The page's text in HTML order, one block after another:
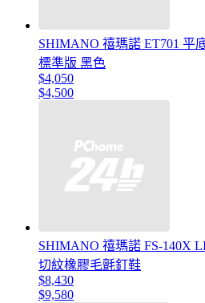
SHIMANO 禧瑪諾 ET701 平
標準版 黑色
$4,050
$4,500
SHIMANO 禧瑪諾 FS-140X
切紋橡膠毛氈釘鞋
$8,430
$9,580